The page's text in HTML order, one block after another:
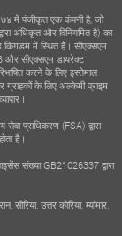
में पंजीकृत एक कंपनी है, जो
अधिकृत और विनियमित है) का
किंगडम में स्थित हैं। सीएक्सएम
और सीएक्सएम डायरेक्ट
करने के लिए इस्तेमाल
के लिए अल्केमी प्राइम
प्राधिकरण (FSA) द्वारा
है।
संख्या GB21026337 द्वारा
उत्तर कोरिया, म्यांमार,